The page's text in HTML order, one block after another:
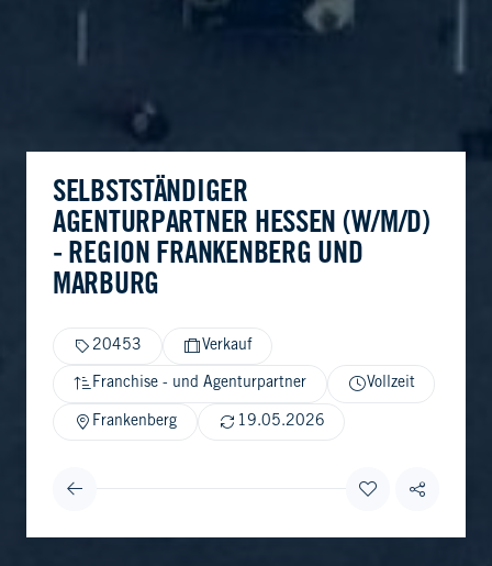
SELBSTSTÄNDIGER
AGENTURPARTNER HESSEN (W/M/D)
- REGION FRANKENBERG UND
MARBURG
20453 Verkauf
Franchise - und Agenturpartner Vollzeit
Frankenberg 19.05.2026